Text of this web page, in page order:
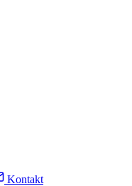
Kontakt